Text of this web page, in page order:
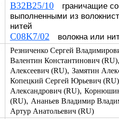
B32B25/10 граничащие
выполненными из
нитей
C08K7/02 волокна или
Резниченко Сергей
Валентин Константинович (RU)
Алексеевич (RU), Замятин
Копецкий Сергей Юрьевич (RU)
Александрович (RU),
(RU), Ананьев Владимир
Артур Анатольевич (RU)